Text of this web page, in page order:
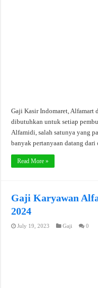
Gaji Kasir Indomaret, Alfamart
dibutuhkan untuk setiap
Alfamidi, salah satunya yang
banyak pertanyaan datang dari
Read More »
Gaji Karyawan
2024
July 19, 2023 Gaji 0